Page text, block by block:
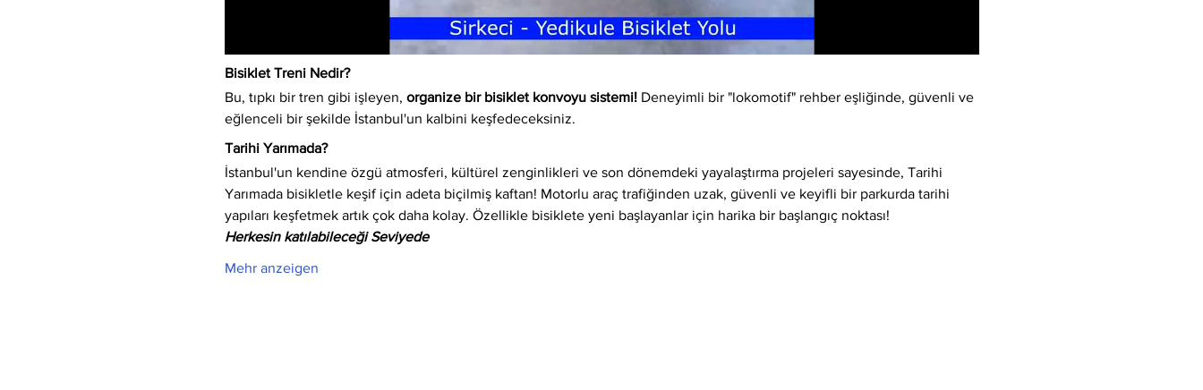
Bisiklet Treni Nedir?
Bu, tıpkı bir tren gibi işleyen, organize bir bisiklet konvoyu sistemi! Deneyimli bir "lokomotif" rehber eşliğinde, güvenli ve
eğlenceli bir şekilde İstanbul'un kalbini keşfedeceksiniz.
Tarihi Yarımada?
İstanbul'un kendine özgü atmosferi, kültürel zenginlikleri ve son dönemdeki yayalaştırma projeleri sayesinde, Tarihi
Yarımada bisikletle keşif için adeta biçilmiş kaftan! Motorlu araç trafiğinden uzak, güvenli ve keyifli bir parkurda tarihi
yapıları keşfetmek artık çok daha kolay. Özellikle bisiklete yeni başlayanlar için harika bir başlangıç noktası!
Herkesin katılabileceği Seviyede
Mehr anzeigen